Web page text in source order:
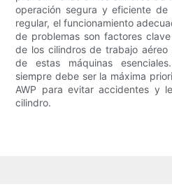
operación segura y eficiente de
regular, el funcionamiento
de problemas son factores
de los cilindros de trabajo
de estas máquinas
siempre debe ser la máxima
AWP para evitar accidentes y
cilindro.